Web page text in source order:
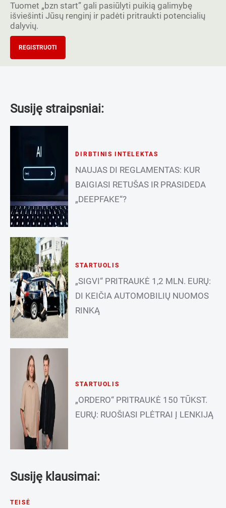
Tuomet „bzn start” gali pasiūlyti puikią galimybę
išviešinti Jūsų renginį ir padėti pritraukti potencialių
dalyvių.
REGISTRUOTI
Susiję straipsniai:
DIRBTINIS INTELEKTAS
NAUJAS DI REGLAMENTAS: KUR
BAIGIASI RETUŠAS IR PRASIDEDA
„DEEPFAKE“?
STARTUOLIS
„SIGVI“ PRITRAUKĖ 1,2 MLN. EURŲ:
DI KEIČIA AUTOMOBILIŲ NUOMOS
RINKĄ
STARTUOLIS
„ORDERO“ PRITRAUKĖ 150 TŪKST.
EURŲ: RUOŠIASI PLĖTRAI Į LENKIJĄ
Susiję klausimai:
TEISĖ